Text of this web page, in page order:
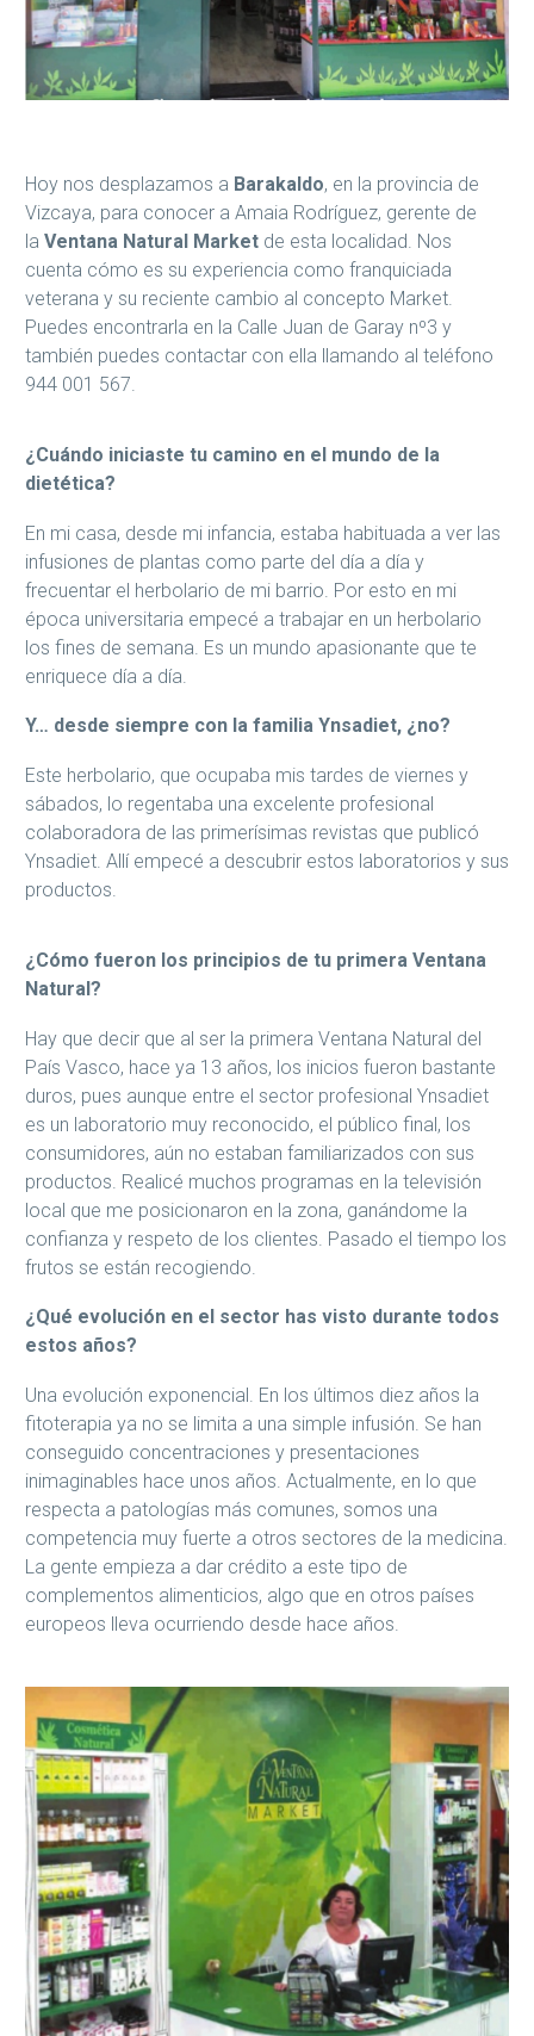
Hoy nos desplazamos a Barakaldo, en la provincia de
Vizcaya, para conocer a Amaia Rodríguez, gerente de
la Ventana Natural Market de esta localidad. Nos
cuenta cómo es su experiencia como franquiciada
veterana y su reciente cambio al concepto Market.
Puedes encontrarla en la Calle Juan de Garay nº3 y
también puedes contactar con ella llamando al teléfono
944 001 567.
¿Cuándo iniciaste tu camino en el mundo de la
dietética?
En mi casa, desde mi infancia, estaba habituada a ver las
infusiones de plantas como parte del día a día y
frecuentar el herbolario de mi barrio. Por esto en mi
época universitaria empecé a trabajar en un herbolario
los fines de semana. Es un mundo apasionante que te
enriquece día a día.
Y… desde siempre con la familia Ynsadiet, ¿no?
Este herbolario, que ocupaba mis tardes de viernes y
sábados, lo regentaba una excelente profesional
colaboradora de las primerísimas revistas que publicó
Ynsadiet. Allí empecé a descubrir estos laboratorios y sus
productos.
¿Cómo fueron los principios de tu primera Ventana
Natural?
Hay que decir que al ser la primera Ventana Natural del
País Vasco, hace ya 13 años, los inicios fueron bastante
duros, pues aunque entre el sector profesional Ynsadiet
es un laboratorio muy reconocido, el público final, los
consumidores, aún no estaban familiarizados con sus
productos. Realicé muchos programas en la televisión
local que me posicionaron en la zona, ganándome la
confianza y respeto de los clientes. Pasado el tiempo los
frutos se están recogiendo.
¿Qué evolución en el sector has visto durante todos
estos años?
Una evolución exponencial. En los últimos diez años la
fitoterapia ya no se limita a una simple infusión. Se han
conseguido concentraciones y presentaciones
inimaginables hace unos años. Actualmente, en lo que
respecta a patologías más comunes, somos una
competencia muy fuerte a otros sectores de la medicina.
La gente empieza a dar crédito a este tipo de
complementos alimenticios, algo que en otros países
europeos lleva ocurriendo desde hace años.